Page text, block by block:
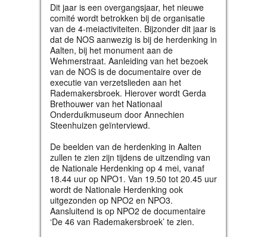
Dit jaar is een overgangsjaar, het nieuwe
comité wordt betrokken bij de organisatie
van de 4-meiactiviteiten. Bijzonder dit jaar is
dat de NOS aanwezig is bij de herdenking in
Aalten, bij het monument aan de
Wehmerstraat. Aanleiding van het bezoek
van de NOS is de documentaire over de
executie van verzetslieden aan het
Rademakersbroek. Hierover wordt Gerda
Brethouwer van het Nationaal
Onderduikmuseum door Annechien
Steenhuizen geïnterviewd.
De beelden van de herdenking in Aalten
zullen te zien zijn tijdens de uitzending van
de Nationale Herdenking op 4 mei, vanaf
18.44 uur op NPO1. Van 19.50 tot 20.45 uur
wordt de Nationale Herdenking ook
uitgezonden op NPO2 en NPO3.
Aansluitend is op NPO2 de documentaire
‘De 46 van Rademakersbroek’ te zien.